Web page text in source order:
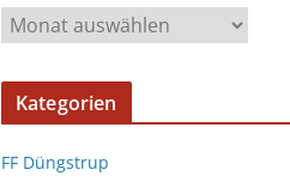
Kategorien
FF Düngstrup